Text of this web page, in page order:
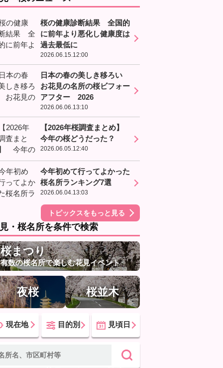
桜の健康診断結果 全国的
に前年より悪化し健康度は
過去最低に
2026.06.15.12:00
日本の春の美しき移ろい
お花見の名所の桜ビフォー
アフター 2026
2026.06.06.13:10
【2026年桜調査まとめ】
今年の桜どうだった？
2026.06.05.12:40
今年初めて行ってよかった
桜名所ランキング7選
2026.06.04.13:03
トピックスをもっと見る
・桜名所を条件で検索
桜まつり
有数の桜名所で楽しむ花見イベント
夜桜 桜並木
現在地 目的別 見頃日